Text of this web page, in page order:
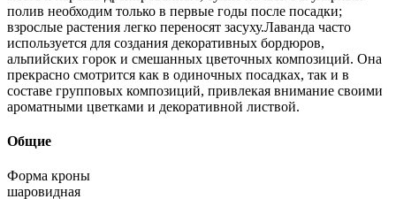
полив необходим только в первые годы после посадки;
взрослые растения легко переносят засуху.Лаванда часто
используется для создания декоративных бордюров,
альпийских горок и смешанных цветочных композиций. Она
прекрасно смотрится как в одиночных посадках, так и в
составе групповых композиций, привлекая внимание своими
ароматными цветками и декоративной листвой.
Общие
Форма кроны
шаровидная